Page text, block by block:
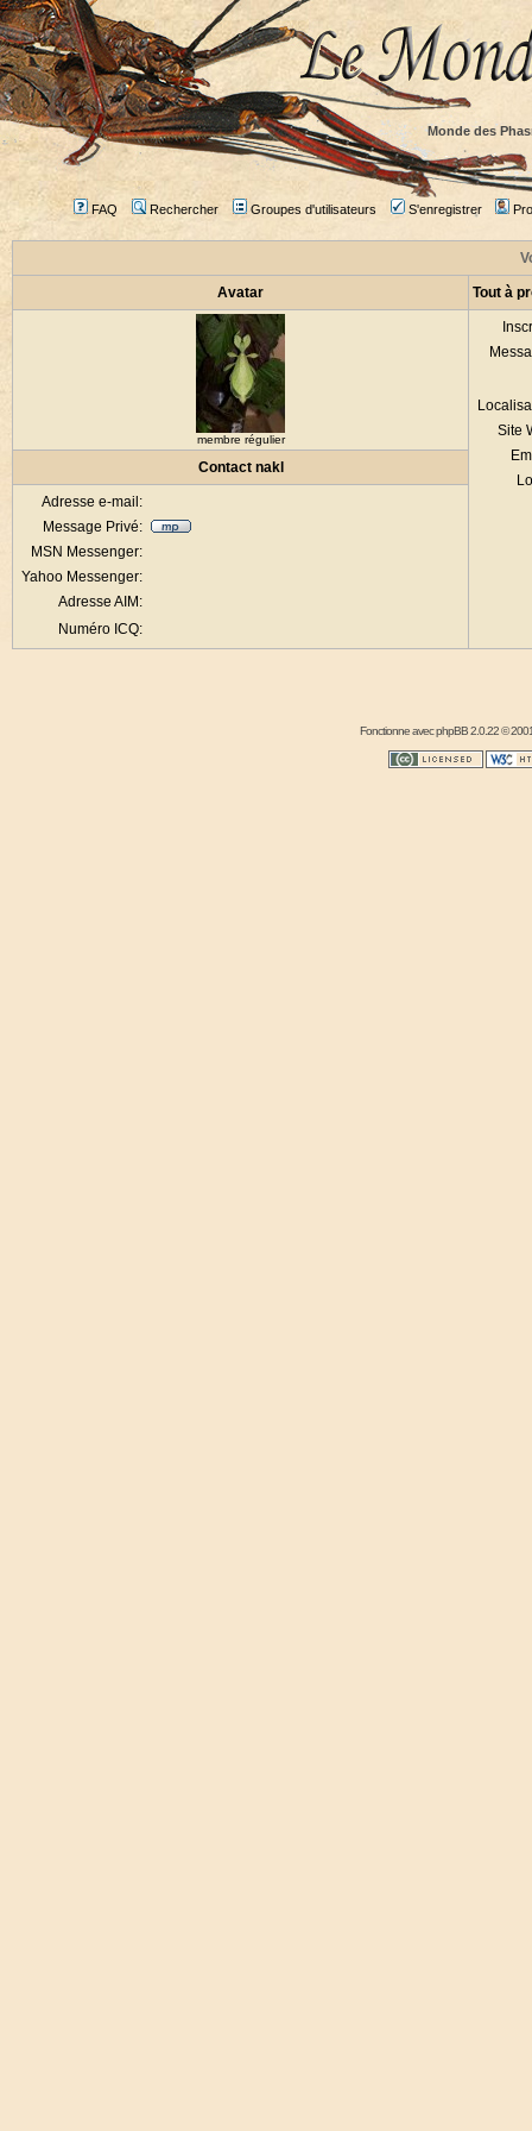
Monde des
FAQ Rechercher Groupes d'utilisateurs S'enregistrer
Avatar Tout à
membre régulier
Site
Contact nakl
Adresse e-mail:
Message Privé:
MSN Messenger:
Yahoo Messenger:
Adresse AIM:
Numéro ICQ:
Fonctionne avecphpBB2.0.22 ©